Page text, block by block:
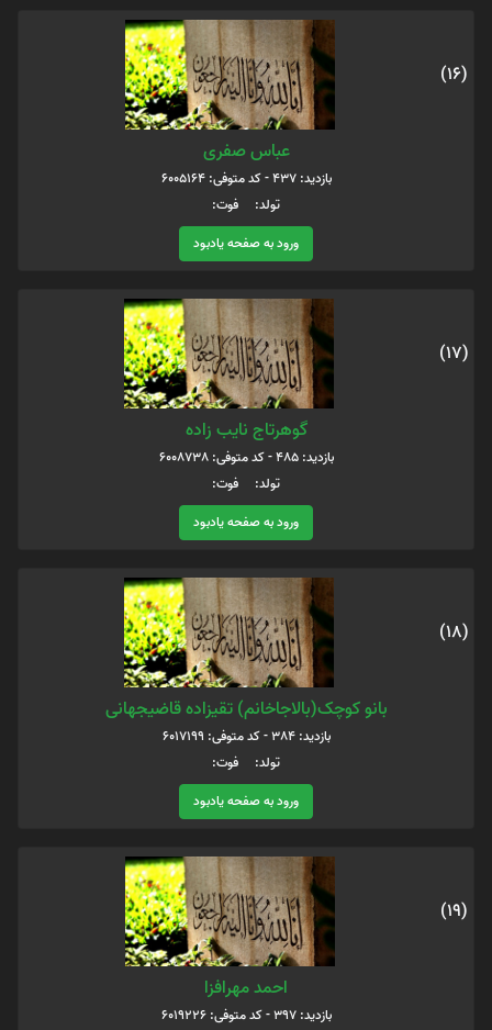
(16)
عباس صفری
بازدید: 437 - کد متوفی: 6005164
تولد: فوت:
ورود به صفحه یادبود
(17)
گوهرتاج نایب زاده
بازدید: 485 - کد متوفی: 6008738
تولد: فوت:
ورود به صفحه یادبود
(18)
بانو کوچک(بالاجاخانم) تقیزاده قاضیجهانی
بازدید: 384 - کد متوفی: 6017199
تولد: فوت:
ورود به صفحه یادبود
(19)
احمد مهرافزا
بازدید: 397 - کد متوفی: 6019226